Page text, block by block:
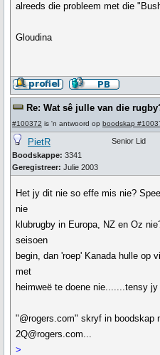
alreeds die probleem met die
Gloudina
Re: Wat sê julle van die
#100372 is 'n antwoord op boodskap
PietR
Boodskappe: 3341
Geregistreer: Julie 2003
Senior Lid
Het jy dit nie so effe mis nie?
nie
klubrugby in Europa, NZ en Oz
seisoen
begin, dan 'roep' Kanada hulle op
met
heimweë te doene nie.......tensy
"@rogers.com" skryf in boodskap
2Q@rogers.com...
>